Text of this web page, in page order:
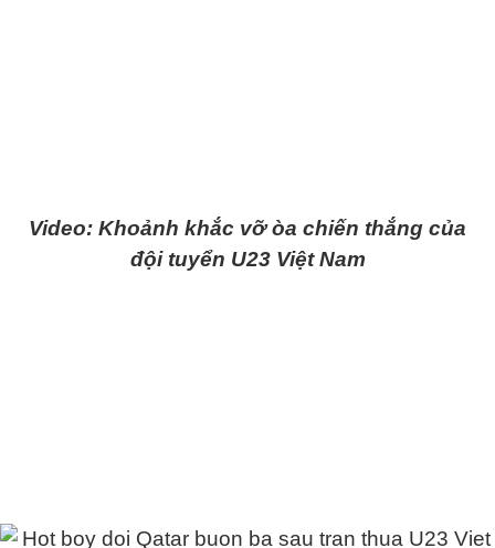
Video: Khoảnh khắc vỡ òa chiến thắng của
đội tuyển U23 Việt Nam